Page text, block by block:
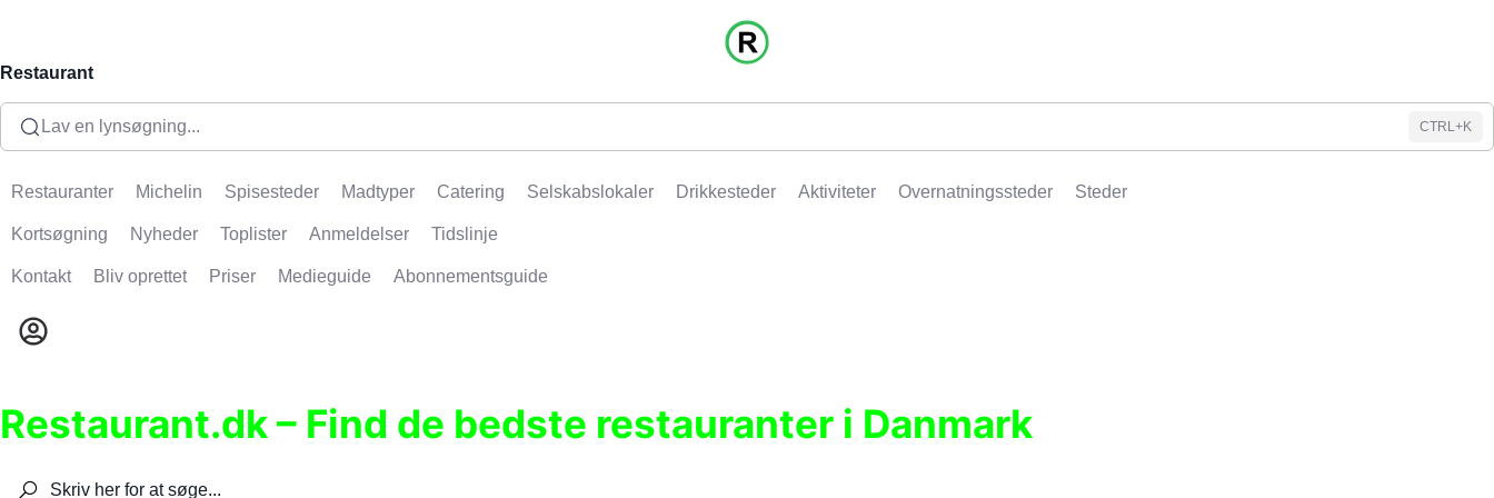
Restaurant
Lav en lynsøgning... CTRL+K
Restauranter Michelin Spisesteder Madtyper Catering Selskabslokaler Drikkesteder Aktiviteter Overnatningssteder Steder
Kortsøgning Nyheder Toplister Anmeldelser Tidslinje
Kontakt Bliv oprettet Priser Medieguide Abonnementsguide
Restaurant.dk – Find de bedste restauranter i Danmark